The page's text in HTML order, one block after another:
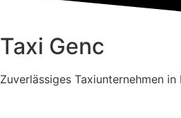
Taxi Genc
Zuverlässiges Taxiunternehmen in